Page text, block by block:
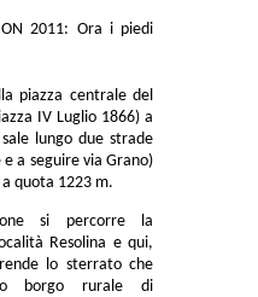
piazza centrale del
IV Luglio 1866) a
lungo due strade
a seguire via Grano)
a quota 1223 m.
si percorre la
Resolina e qui,
lo sterrato che
borgo rurale di